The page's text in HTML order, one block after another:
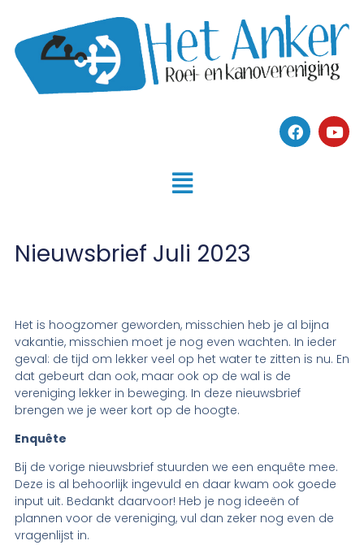
Nieuwsbrief Juli 2023
Het is hoogzomer geworden, misschien heb je al bijna
vakantie, misschien moet je nog even wachten. In ieder
geval: de tijd om lekker veel op het water te zitten is nu. En
dat gebeurt dan ook, maar ook op de wal is de
vereniging lekker in beweging. In deze nieuwsbrief
brengen we je weer kort op de hoogte.
Enquête
Bij de vorige nieuwsbrief stuurden we een enquête mee.
Deze is al behoorlijk ingevuld en daar kwam ook goede
input uit. Bedankt daarvoor! Heb je nog ideeën of
plannen voor de vereniging, vul dan zeker nog even de
vragenlijst in.